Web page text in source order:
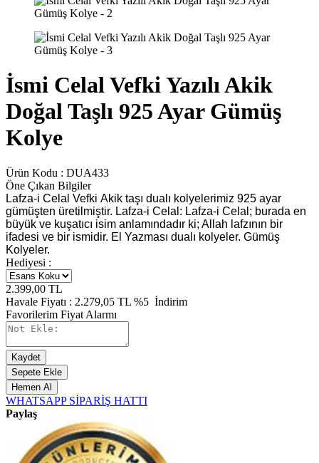
İsmi Celal Vefki Yazılı Akik
Doğal Taşlı 925 Ayar Gümüş
Kolye
Ürün Kodu : DUA433
Öne Çıkan Bilgiler
Lafza-i Celal Vefki Akik taşı dualı kolyelerimiz 925 ayar
gümüşten üretilmiştir. Lafza-i Celal: Lafza-i Celal; burada en
büyük ve kuşatıcı isim anlamındadır ki; Allah lafzının bir
ifadesi ve bir ismidir. El Yazması dualı kolyeler. Gümüş
Kolyeler.
Hediyesi :
2.399,00 TL
Havale Fiyatı : 2.279,05 TL %5 İndirim
Favorilerim Fiyat Alarmı
Kaydet
Sepete Ekle
Hemen Al
WHATSAPP SİPARİŞ HATTI
Paylaş